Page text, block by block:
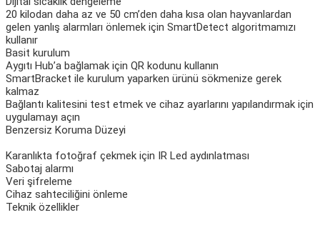
20 kilodan daha az ve 50 cm’den daha kısa olan hayvanlardan
gelen yanlış alarmları önlemek için SmartDetect algoritmamızı
kullanır
Basit kurulum
Aygıtı Hub’a bağlamak için QR kodunu kullanın
SmartBracket ile kurulum yaparken ürünü sökmenize gerek
kalmaz
Bağlantı kalitesini test etmek ve cihaz ayarlarını yapılandırmak için
uygulamayı açın
Benzersiz Koruma Düzeyi
Karanlıkta fotoğraf çekmek için IR Led aydınlatması
Sabotaj alarmı
Veri şifreleme
Cihaz sahteciliğini önleme
Teknik özellikler